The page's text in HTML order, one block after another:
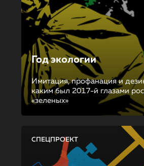
Год экологии
Имитация, профанация и
каким был 2017-й глазами
«зеленых»
СПЕЦПРОЕКТ